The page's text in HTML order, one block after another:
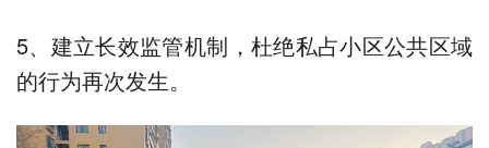
5、建立长效监管机制，杜绝私占小区公共区域
的行为再次发生。